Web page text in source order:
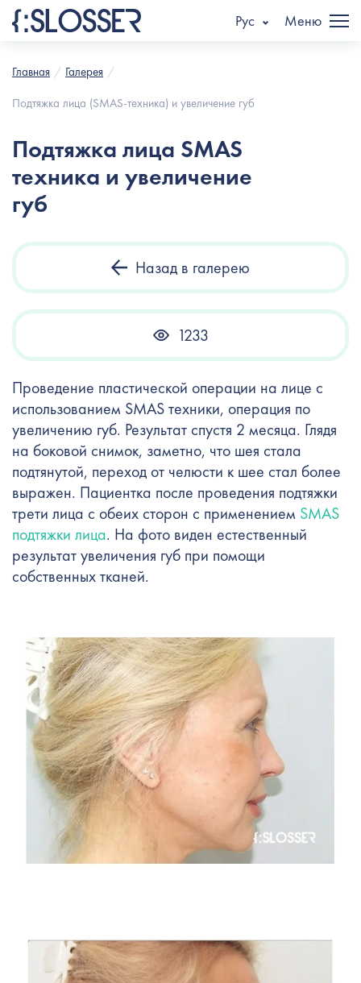
Рус Меню
Главная
Галерея
Подтяжка лица (SMAS-техника) и увеличение губ
Подтяжка лица SMAS
техника и увеличение
губ
Назад в галерею
1233
Проведение пластической операции на лице с
использованием SMAS техники, операция по
увеличению губ. Результат спустя 2 месяца. Глядя
на боковой снимок, заметно, что шея стала
подтянутой, переход от челюсти к шее стал более
выражен. Пациентка после проведения подтяжки
трети лица с обеих сторон с применением SMAS
подтяжки лица. На фото виден естественный
результат увеличения губ при помощи
собственных тканей.